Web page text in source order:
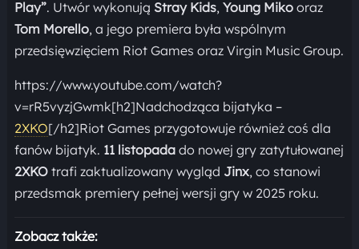
Play”. Utwór wykonują Stray Kids, Young Mikooraz
Tom Morello, a jego premiera była wspólnym
przedsięwzięciem Riot Games oraz Virgin Music Group.
https://www.youtube.com/watch?
v=rR5vyzjGwmk[h2]Nadchodząca bijatyka –
2XKO[/h2]Riot Games przygotowuje również coś dla
fanów bijatyk. 11 listopadado nowej gry zatytułowanej
2XKOtrafi zaktualizowany wygląd Jinx, co stanowi
przedsmak premiery pełnej wersji gry w 2025 roku.
Zobacz także: